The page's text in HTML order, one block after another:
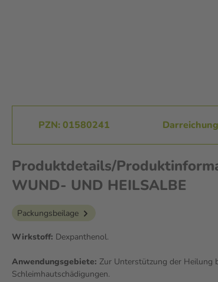
PZN: 01580241
Produktdetails/
WUND- UND HEILSALBE
Packungsbeilage
Wirkstoff: Dexpanthenol.
Anwendungsgebiete: Zur Unterstützung der Heilung
Schleimhautschädigungen.